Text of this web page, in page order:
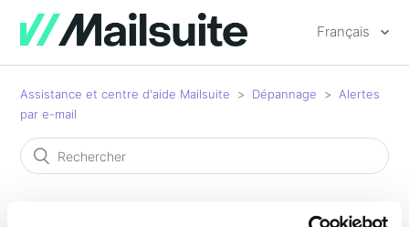
Français
Assistance et centre d'aide Mailsuite Dépannage
Alertes
par e-mail